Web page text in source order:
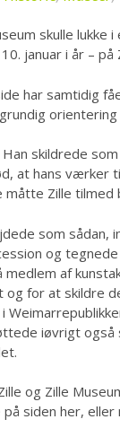
skulle lukke
januar i år – på
har samtidig
skildrede
at hans værker
Zille tilmed
som sådan,
og
af
for at skildre
iøvrigt også
og Zille
siden her, eller